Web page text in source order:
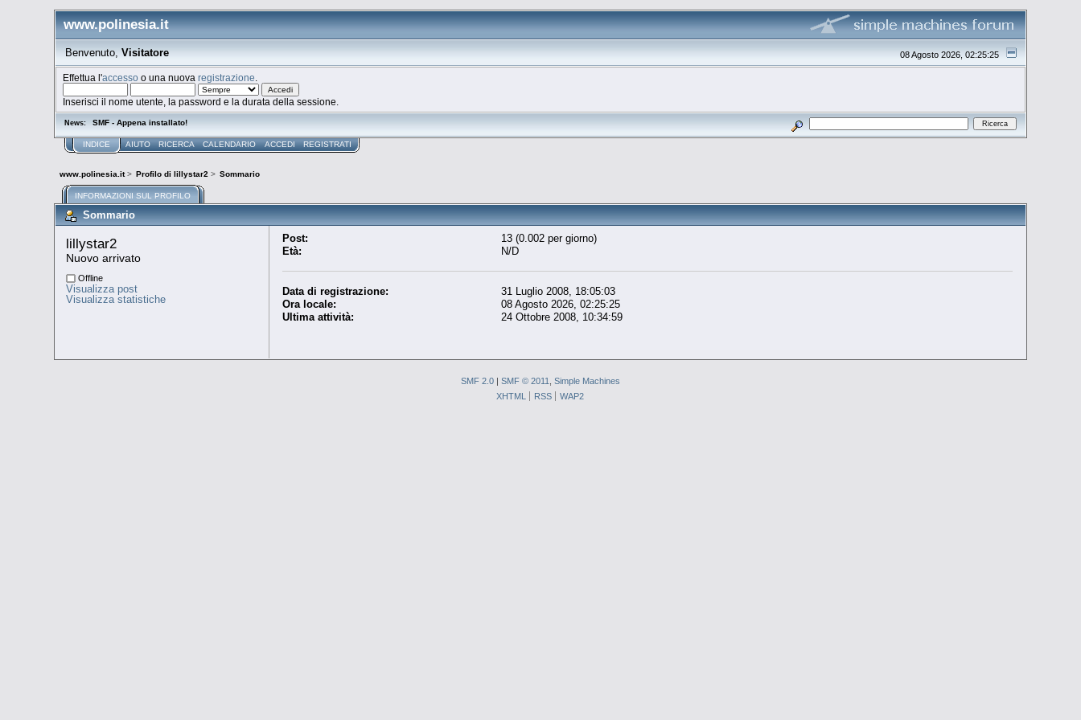
www.polinesia.it
08 Agosto 2026, 02:25:25
Benvenuto, Visitatore
Effettua l'accesso o una nuovaregistrazione
Inserisci il nome utente, la password e la durata della sessione.
News: SMF - Appena installato!
INDICE AIUTO RICERCA CALENDARIO ACCEDI REGISTRATI
www.polinesia.it> Profilo di lillystar2> Sommario
INFORMAZIONI SUL PROFILO
Sommario
lillystar2
Nuovo arrivato
Offline
Visualizza post
Visualizza statistiche
Post:
13 (0.002 per giorno)
Età:
N/D
Data di registrazione:
31 Luglio 2008, 18:05:03
Ora locale:
08 Agosto 2026, 02:25:25
Ultima attività:
24 Ottobre 2008, 10:34:59
SMF 2.0 | SMF © 2011
Simple Machines
XHTML
RSS WAP2